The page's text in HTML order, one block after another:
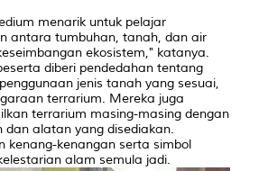
menarik untuk pelajar
antara tumbuhan, tanah, dan air
ekosistem," katanya.
diberi pendedahan tentang
jenis tanah yang sesuai,
terrarium. Mereka juga
terrarium masing-masing dengan
dan alatan yang disediakan.
kenang-kenangan serta simbol
alam semula jadi.